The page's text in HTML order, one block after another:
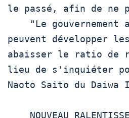
le passé, afin de ne
peuvent développer
abaisser le ratio de
lieu de s'inquiéter
Naoto Saito du